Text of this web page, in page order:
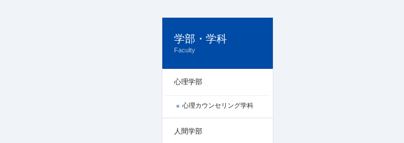
学部・学科
Faculty
心理学部
心理カウンセリング学科
人間学部